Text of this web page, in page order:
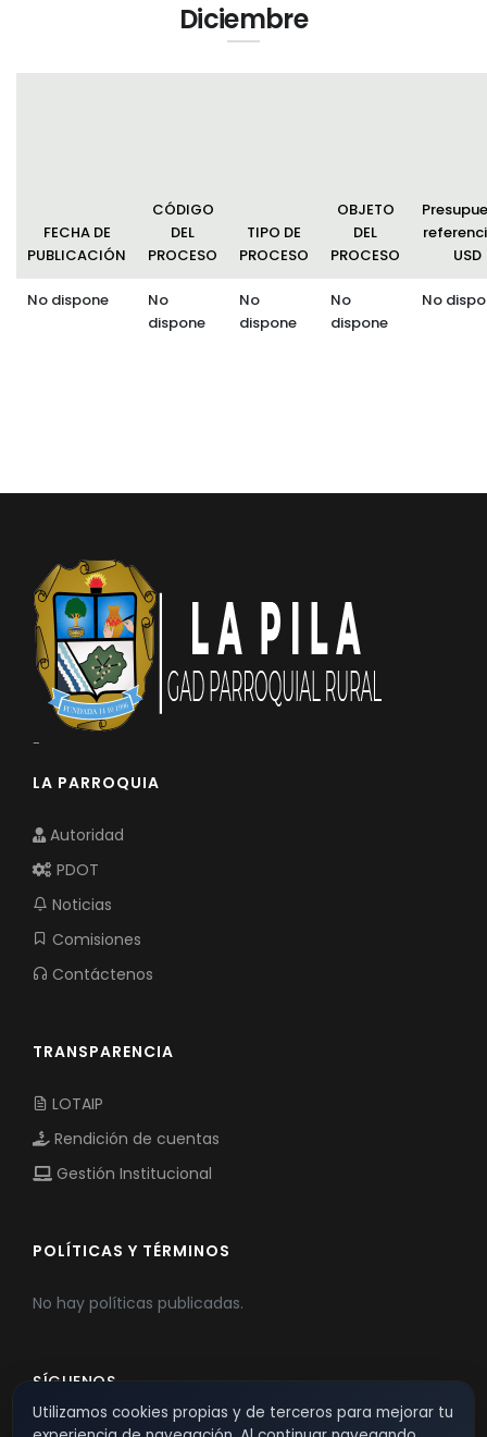
Diciembre
FECHA DE
PUBLICACIÓN
CÓDIGO
DEL
PROCESO
TIPO DE
PROCESO
OBJETO
DEL
PROCESO
USD
No dispone
No
dispone
No
dispone
No
dispone
No
-
LA PARROQUIA
Autoridad
PDOT
Noticias
Comisiones
Contáctenos
TRANSPARENCIA
LOTAIP
Rendición de cuentas
Gestión Institucional
POLÍTICAS Y TÉRMINOS
No hay políticas publicadas.
SÍGUENOS
Utilizamos cookies propias y de terceros para mejorar tu